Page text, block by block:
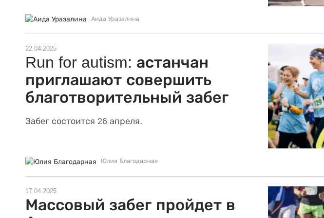
Аида Уразалина
22.04.2025
Run for autism: астанчан
приглашают совершить
благотворительный забег
Забег состоится 26 апреля.
Юлия Благодарная
17.04.2025
Массовый забег пройдет в